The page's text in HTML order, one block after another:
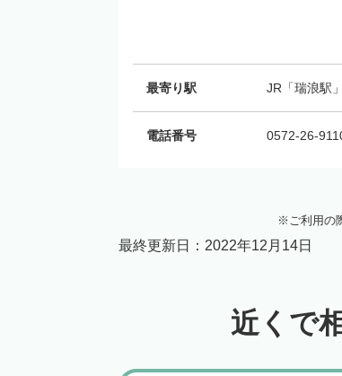
最寄り駅 JR「瑞浪駅
電話番号 0572-26-
ご利用の
最終更新日： 2022年12月14日
近くで